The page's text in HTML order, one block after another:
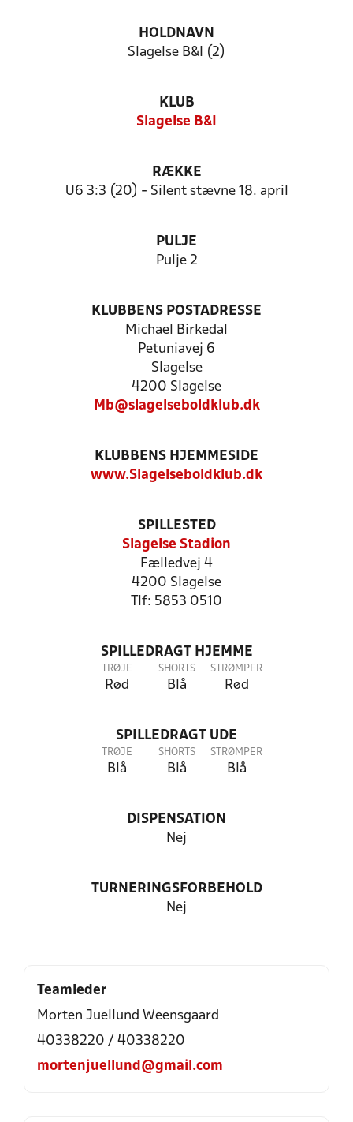
HOLDNAVN
Slagelse B&I (2)
KLUB
Slagelse B&I
RÆKKE
U6 3:3 (20) - Silent stævne 18. april
PULJE
Pulje 2
KLUBBENS POSTADRESSE
Michael Birkedal
Petuniavej 6
Slagelse
4200 Slagelse
Mb@slagelseboldklub.dk
KLUBBENS HJEMMESIDE
www.Slagelseboldklub.dk
SPILLESTED
Slagelse Stadion
Fælledvej 4
4200 Slagelse
Tlf: 5853 0510
SPILLEDRAGT HJEMME
TRØJE
Rød
SHORTS
Blå
STRØMPER
Rød
SPILLEDRAGT UDE
TRØJE
Blå
SHORTS
Blå
STRØMPER
Blå
DISPENSATION
Nej
TURNERINGSFORBEHOLD
Nej
Teamleder
Morten Juellund Weensgaard
40338220 / 40338220
mortenjuellund@gmail.com